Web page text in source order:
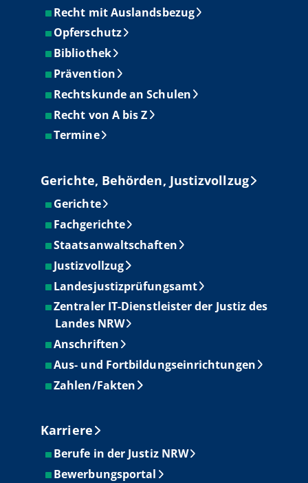
Recht mit Auslandsbezug
Opferschutz
Bibliothek
Prävention
Rechtskunde an Schulen
Recht von A bis Z
Termine
Gerichte, Behörden, Justizvollzug
Gerichte
Fachgerichte
Staatsanwaltschaften
Justizvollzug
Landesjustizprüfungsamt
Zentraler IT-Dienstleister der Justiz des
Landes NRW
Anschriften
Aus- und Fortbildungseinrichtungen
Zahlen/Fakten
Karriere
Berufe in der Justiz NRW
Bewerbungsportal